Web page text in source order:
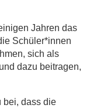
Jahren das
Schüler*innen
sich als
dazu beitragen,
bei, dass die